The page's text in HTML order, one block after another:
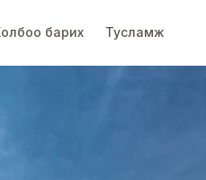
барих Тусламж